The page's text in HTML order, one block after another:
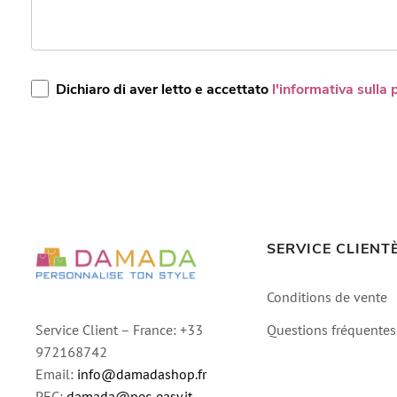
Dichiaro di aver letto e accettato l'informativa sulla
Service Client – France: +33
972168742
Email: info@damadashop.fr
SERVICE
Conditions de vente
Questions fréquentes